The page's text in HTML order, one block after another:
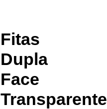
Fitas
Dupla
Face